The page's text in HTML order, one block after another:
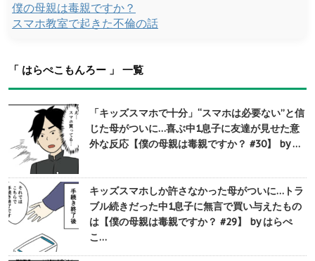
僕の母親は毒親ですか？
スマホ教室で起きた不倫の話
「 はらぺこもんろー 」 一覧
「キッズスマホで十分」“スマホは必要ない”と信
じた母がついに…喜ぶ中1息子に友達が見せた意
外な反応【僕の母親は毒親ですか？ #30】 by …
キッズスマホしか許さなかった母がついに…トラ
ブル続きだった中1息子に無言で買い与えたもの
は【僕の母親は毒親ですか？ #29】 by はらぺ
こ…